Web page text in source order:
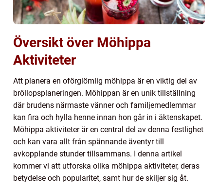
Översikt över Möhippa
Aktiviteter
Att planera en oförglömlig möhippa är en viktig del av
bröllopsplaneringen. Möhippan är en unik tillställning
där brudens närmaste vänner och familjemedlemmar
kan fira och hylla henne innan hon går in i äktenskapet.
Möhippa aktiviteter är en central del av denna festlighet
och kan vara allt från spännande äventyr till
avkopplande stunder tillsammans. I denna artikel
kommer vi att utforska olika möhippa aktiviteter, deras
betydelse och popularitet, samt hur de skiljer sig åt.